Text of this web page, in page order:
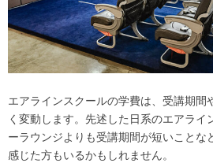
エアラインスクールの学費は、受講期間
く変動します。先述した日系のエアライ
ーラウンジよりも受講期間が短いことな
感じた方もいるかもしれません。